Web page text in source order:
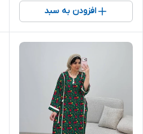
افزودن به سبد